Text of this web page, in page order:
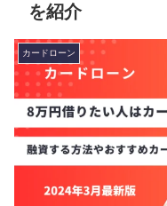
を紹介
カードローン